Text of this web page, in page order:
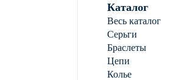
Каталог
Весь каталог
Серьги
Браслеты
Цепи
Колье